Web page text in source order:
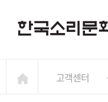
고객센터